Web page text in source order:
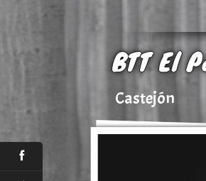
BTT El
Castejón